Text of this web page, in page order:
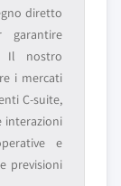
diretto
Il nostro
i mercati
C-suite,
interazioni
e
previsioni